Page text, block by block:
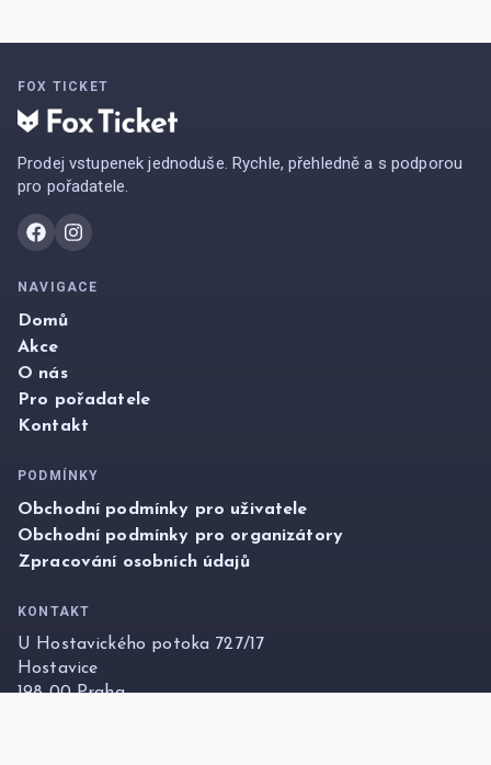
FOX TICKET
Prodej vstupenek jednoduše. Rychle, přehledně a s podporou
pro pořadatele.
NAVIGACE
Domů
Akce
O nás
Pro pořadatele
Kontakt
PODMÍNKY
Obchodní podmínky pro uživatele
Obchodní podmínky pro organizátory
Zpracování osobních údajů
KONTAKT
U Hostavického potoka 727/17
Hostavice
198 00 Praha